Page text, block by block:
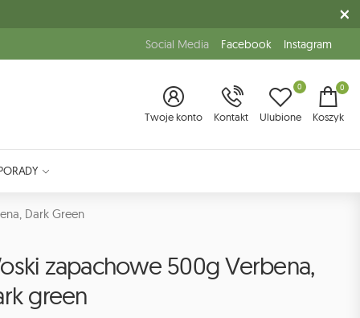
Social Media Facebook Instagram
Twoje konto Kontakt Ulubione
0 0
Koszyk
Dark Green
zapachowe 500g Verbena,
green